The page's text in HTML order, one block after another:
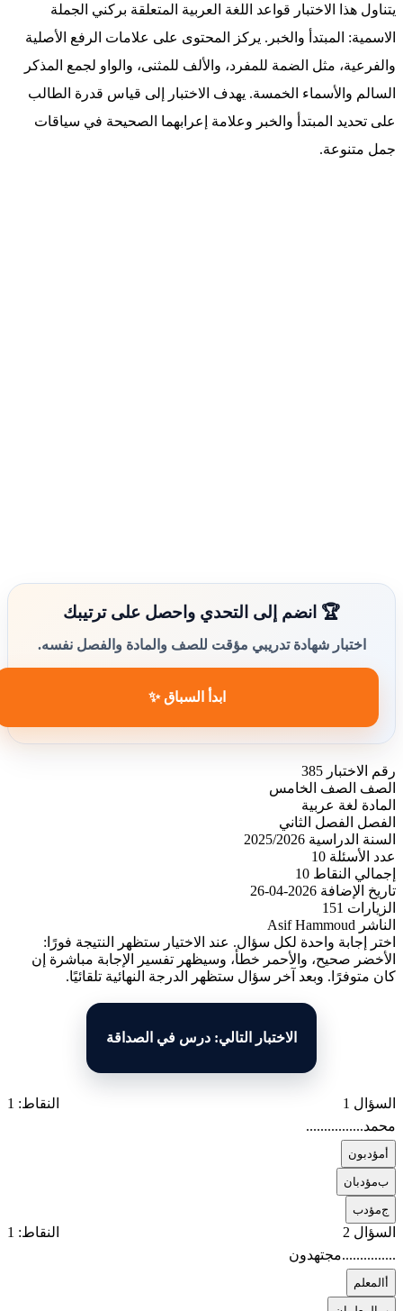
يتناول هذا الاختبار قواعد اللغة العربية المتعلقة بركني الجملة
الاسمية: المبتدأ والخبر. يركز المحتوى على علامات الرفع الأصلية
والفرعية، مثل الضمة للمفرد، والألف للمثنى، والواو لجمع المذكر
السالم والأسماء الخمسة. يهدف الاختبار إلى قياس قدرة الطالب
على تحديد المبتدأ والخبر وعلامة إعرابهما الصحيحة في سياقات
جمل متنوعة.
🏆 انضم إلى التحدي واحصل على ترتيبك
اختبار شهادة تدريبي مؤقت للصف والمادة والفصل نفسه.
ابدأ السباق ✨
رقم الاختبار 385
الصف
الصف الخامس
المادة لغة عربية
الفصل
الفصل الثاني
السنة الدراسية 2025/2026
عدد الأسئلة 10
إجمالي النقاط 10
تاريخ الإضافة 2026-04-26
الزيارات
151
الناشر Asif Hammoud
اختر إجابة واحدة لكل سؤال. عند الاختيار ستظهر النتيجة فورًا:
الأخضر صحيح، والأحمر خطأ، وسيظهر تفسير الإجابة مباشرة إن
كان متوفرًا. وبعد آخر سؤال ستظهر الدرجة النهائية تلقائيًا.
الاختبار التالي: درس في الصداقة
السؤال 1
النقاط: 1
محمد................
مؤدبون
بمؤدبان
جمؤدب
السؤال 2
النقاط: 1
...............مجتهدون
المعلم